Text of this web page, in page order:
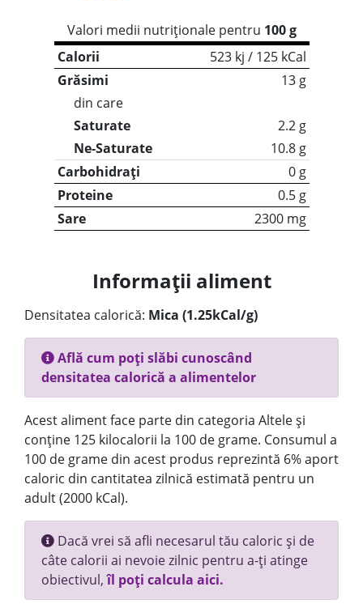
Valori medii nutriționale pentru 100 g
Calorii
523 kj / 125 kCal
Grăsimi
13 g
din care
Saturate
2.2 g
Ne-Saturate
10.8 g
Carbohidrați
0 g
Proteine
0.5 g
Sare
2300 mg
Informații aliment
Densitatea calorică: Mica (1.25kCal/g)
Află cum poți slăbi cunoscând
densitatea calorică a alimentelor
Acest aliment face parte din categoria Altele și
conține 125 kilocalorii la 100 de grame. Consumul a
100 de grame din acest produs reprezintă 6% aport
caloric din cantitatea zilnică estimată pentru un
adult (2000 kCal).
Dacă vrei să afli necesarul tău caloric și de
câte calorii ai nevoie zilnic pentru a-ți atinge
obiectivul,îl poți calcula aici.